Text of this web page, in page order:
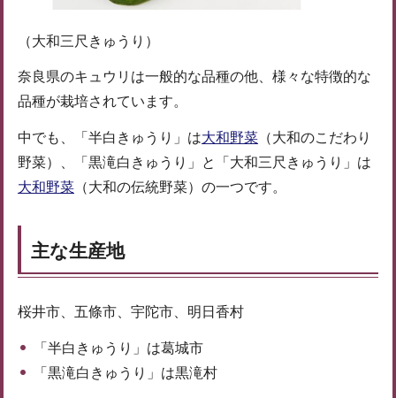
（大和三尺きゅうり）
奈良県のキュウリは一般的な品種の他、様々な特徴的な
品種が栽培されています。
中でも、「半白きゅうり」は大和野菜 （大和のこだわり
野菜）、「黒滝白きゅうり」と「大和三尺きゅうり」は
大和野菜 （大和の伝統野菜）の一つです。
主な生産地
桜井市、五條市、宇陀市、明日香村
「半白きゅうり」は葛城市
「黒滝白きゅうり」は黒滝村